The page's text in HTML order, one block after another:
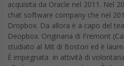
Deopbox. Originaria di Fremont
studiato al Mit di Boston ed è
È impegnata in attività di
all’educazione in tecnologia. È
Foundation che promuove il
Python nel rispetto della diversity.